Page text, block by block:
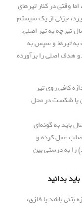
وقتی در کنار تیرهای
جزئی از یک سیستم
تیرچه به تیر اصلی،
به تیرها و سپس به
هدف اصلی را برآورده
کافی روی تیر
یا شکست در محل
باید به گونه‌ای
عمل کرده و
را به درستی بین
بدانید
بتنی باشد یا فلزی،